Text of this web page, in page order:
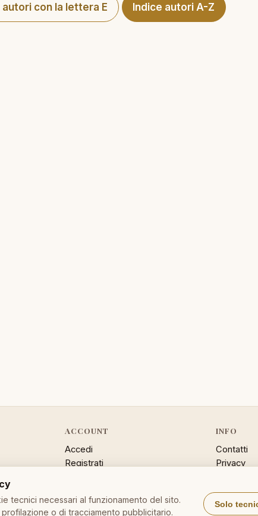
con la lettera E Indice autori A-Z
ACCOUNT
Accedi
Registrati
INFO
Contatti
Privacy
Sitemap
tecnici necessari al funzionamento del sito.
o di tracciamento pubblicitario.
Solo